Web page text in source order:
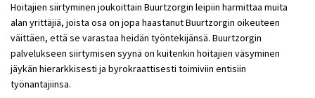
Hoitajien siirtyminen joukoittain Buurtzorgin leipiin harmittaa muita
alan yrittäjiä, joista osa on jopa haastanut Buurtzorgin oikeuteen
väittäen, että se varastaa heidän työntekijänsä. Buurtzorgin
palvelukseen siirtymisen syynä on kuitenkin hoitajien väsyminen
jäykän hierarkkisesti ja byrokraattisesti toimiviin entisiin
työnantajiinsa.